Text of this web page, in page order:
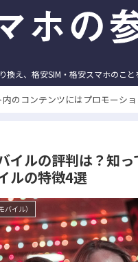
換え、格安SIM・格安スマホのこと
のコンテンツにはプロモーシ
イルの評判は？知っ
ルの特徴4選
イル）